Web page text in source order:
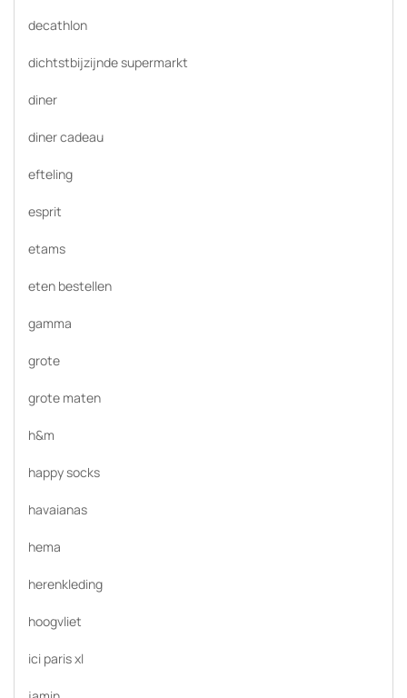
decathlon
dichtstbijzijnde supermarkt
diner
diner cadeau
efteling
esprit
etams
eten bestellen
gamma
grote
grote maten
h&m
happy socks
havaianas
hema
herenkleding
hoogvliet
ici paris xl